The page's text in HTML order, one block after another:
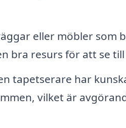
eller möbler som
bra resurs för att se
tapetserare har
vilket är